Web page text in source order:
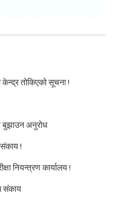
केन्द्र तोकिएको सूचना !
बुझाउन अनुरोध
संकाय !
नियन्त्रण कार्यालय !
संकाय